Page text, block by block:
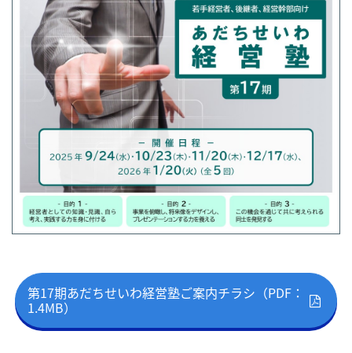
第17期あだちせいわ経営塾ご案内チラシ（PDF：
1.4MB）